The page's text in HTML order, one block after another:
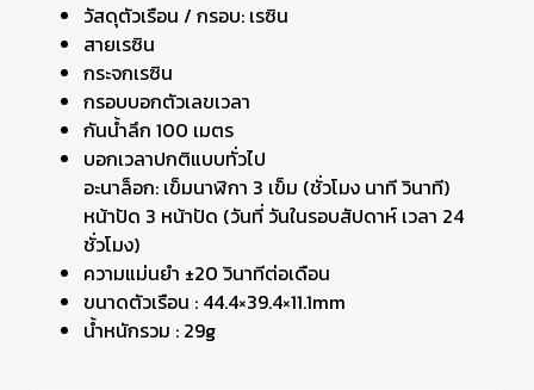
วัสดุตัวเรือน / กรอบ: เรซิน
สายเรซิน
กระจกเรซิน
กรอบบอกตัวเลขเวลา
กันน้ำลึก 100 เมตร
บอกเวลาปกติแบบทั่วไป
อะนาล็อก: เข็มนาฬิกา 3 เข็ม (ชั่วโมง นาที วินาที)
หน้าปัด 3 หน้าปัด (วันที่ วันในรอบสัปดาห์ เวลา 24
ชั่วโมง)
ความแม่นยำ ±20 วินาทีต่อเดือน
ขนาดตัวเรือน : 44.4×39.4×11.1mm
น้ำหนักรวม : 29g